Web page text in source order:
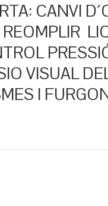
CANVI
REOMPLIR
VISUAL
I